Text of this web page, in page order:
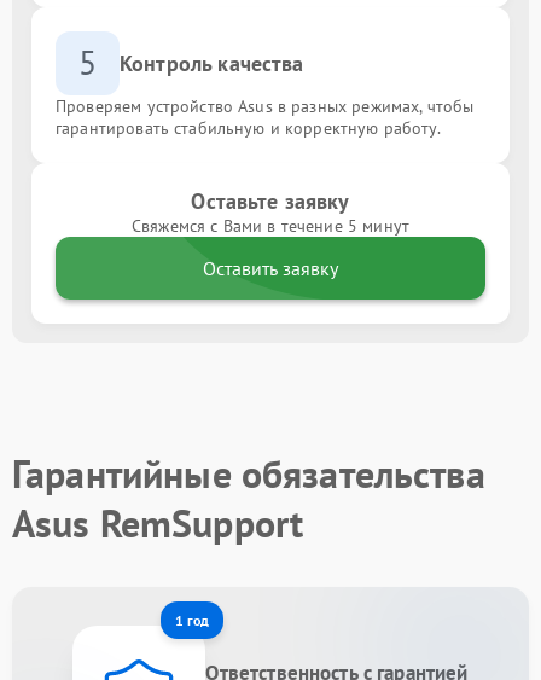
5 Контроль качества
Проверяем устройство Asus в разных режимах, чтобы
гарантировать стабильную и корректную работу.
Оставьте заявку
Свяжемся с Вами в течение 5 минут
Оставить заявку
Гарантийные обязательства
Asus RemSupport
1 год
Ответственность с гарантией